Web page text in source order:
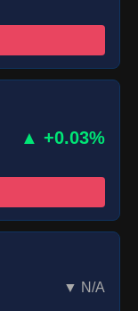
▲ +0.03%
▼ N/A